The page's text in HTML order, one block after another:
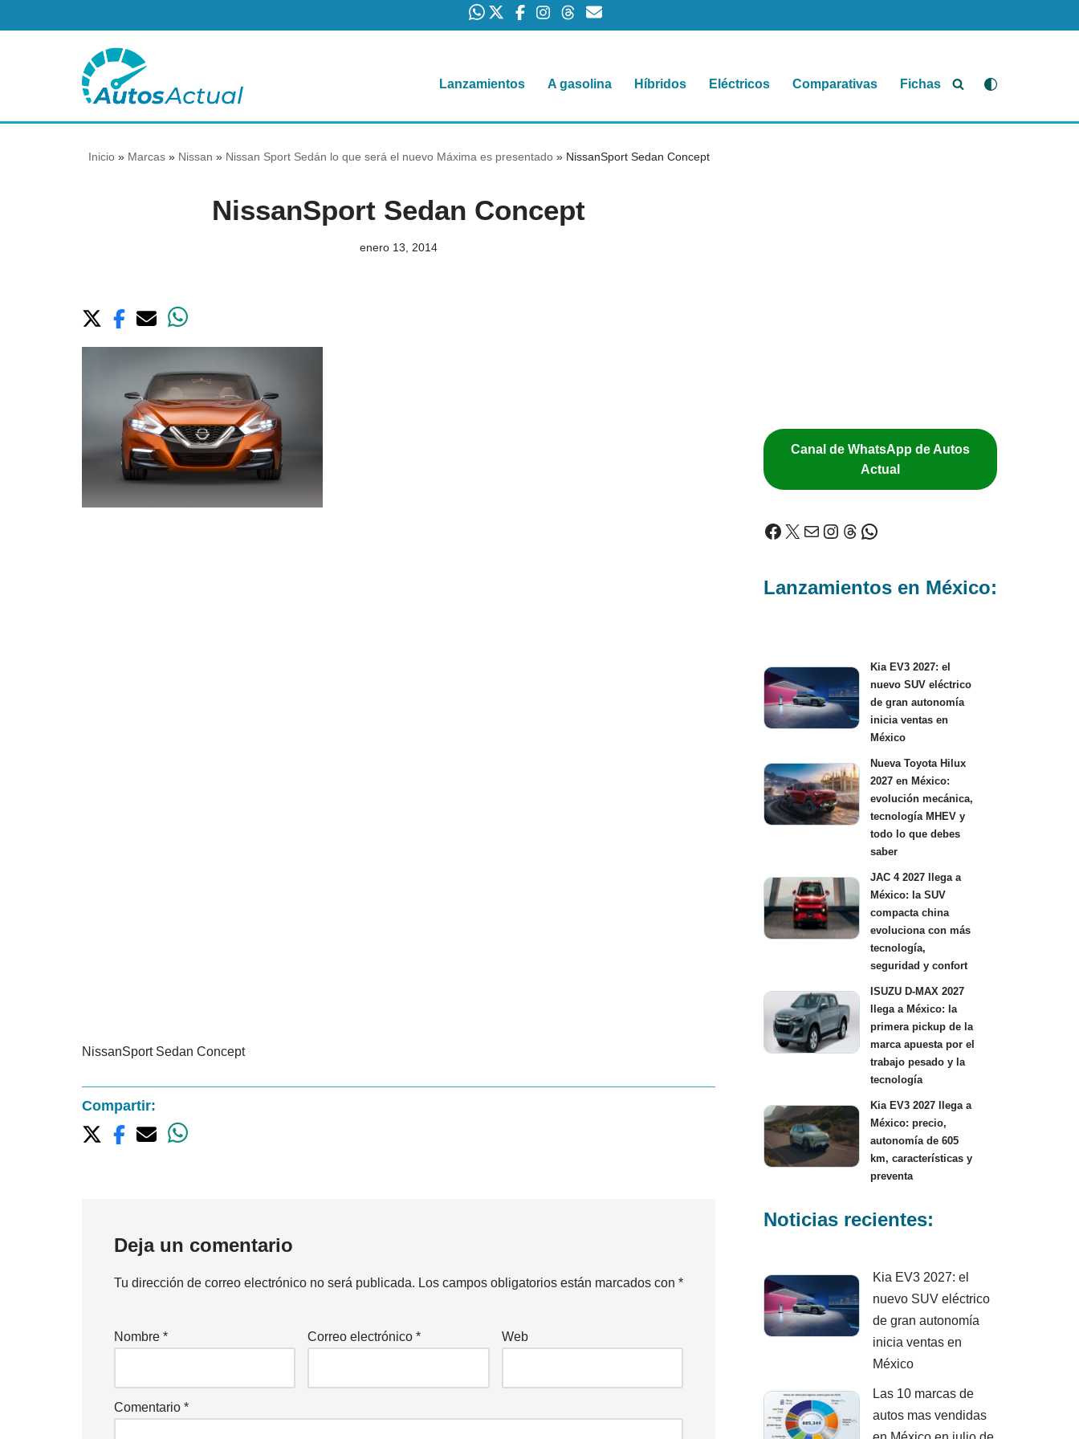
contenido
Lanzamientos A gasolina Híbridos Eléctricos Comparativas Fichas
Inicio» Marcas» Nissan » Nissan Sport Sedán lo que será el nuevo Máxima es presentado» NissanSport Sedan Concept
NissanSport Sedan Concept
enero 13, 2014
NissanSport Sedan Concept
Compartir:
Deja un comentario
Tu dirección de correo electrónico no será publicada. Los campos obligatorios están marcados con *
Nombre * Correo electrónico* Web
Comentario *
Canal de WhatsApp de Autos
Actual
Lanzamientos en México:
Kia EV3 2027: el
nuevo SUV eléctrico
de gran autonomía
inicia ventas en
México
Nueva Toyota Hilux
2027 en México:
evolución mecánica,
tecnología MHEV y
todo lo que debes
saber
JAC 4 2027 llega a
México: la SUV
compacta china
evoluciona con más
tecnología,
seguridad y confort
ISUZU D-MAX 2027
llega a México: la
primera pickup de la
marca apuesta por el
trabajo pesado y la
tecnología
Kia EV3 2027 llega a
México: precio,
autonomía de 605
km, características y
preventa
Noticias recientes:
Kia EV3 2027: el
nuevo SUV eléctrico
de gran autonomía
inicia ventas en
México
Las 10 marcas de
autos mas vendidas